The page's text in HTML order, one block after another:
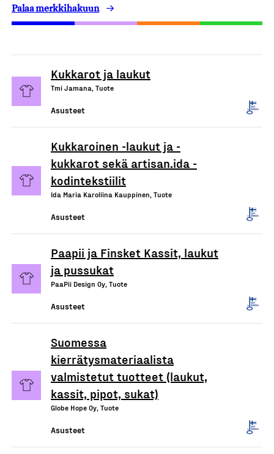
Palaa merkkihakuun
Kukkarot ja laukut
Tmi Jamana, Tuote
Asusteet
Kukkaroinen -laukut ja -
kukkarot sekä artisan.ida -
kodintekstiilit
Ida Maria Karoliina Kauppinen, Tuote
Asusteet
Paapii ja Finsket Kassit, laukut
ja pussukat
PaaPii Design Oy, Tuote
Asusteet
Suomessa
kierrätysmateriaalista
valmistetut tuotteet (laukut,
kassit, pipot, sukat)
Globe Hope Oy, Tuote
Asusteet